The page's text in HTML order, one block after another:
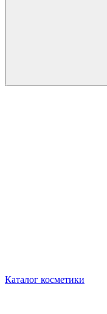
Каталог косметики